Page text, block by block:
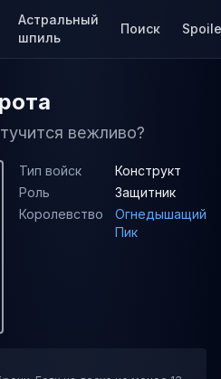
Астральный
шпиль
Поиск
вежливо?
Тип войск
Конструкт
Роль
Защитник
Королевство
Огнедышащий
Пик